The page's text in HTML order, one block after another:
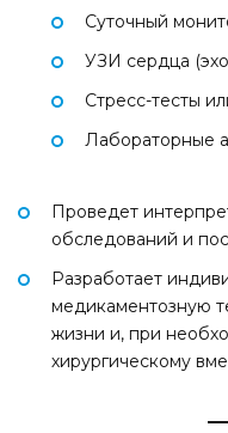
Суточный
УЗИ сердца
Стресс-тесты
Лабораторные
Проведет
обследований и
Разработает
медикаментозную
жизни и, при
хирургическому